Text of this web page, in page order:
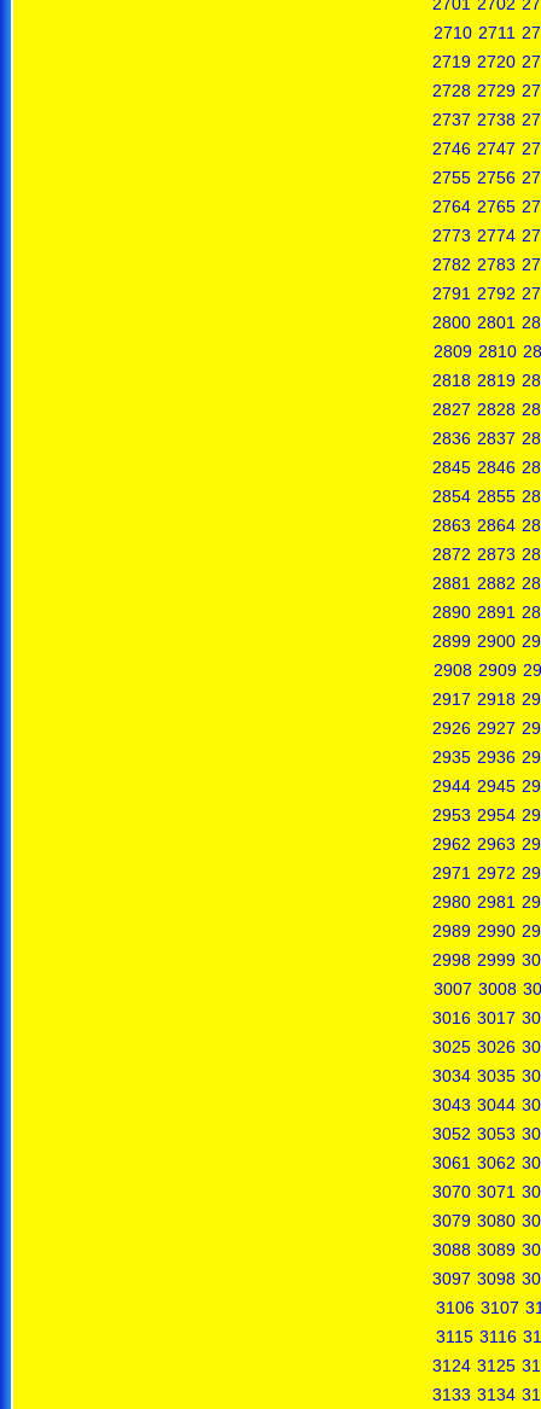
2710 2711
2719 2720
2728 2729
2737 2738
2746 2747
2755 2756
2764 2765
2773 2774
2782 2783
2791 2792
2800 2801
2809 2810
2818 2819
2827 2828
2836 2837
2845 2846
2854 2855
2863 2864
2872 2873
2881 2882
2890 2891
2899 2900
2908 2909
2917 2918
2926 2927
2935 2936
2944 2945
2953 2954
2962 2963
2971 2972
2980 2981
2989 2990
2998 2999
3007 3008
3016 3017
3025 3026
3034 3035
3043 3044
3052 3053
3061 3062
3070 3071
3079 3080
3088 3089
3097 3098
3106 3107
3115 3116
3124 3125
3133 3134